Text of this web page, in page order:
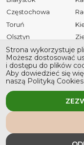
Częstochowa
Toruń
Olsztyn
Opole
Bielsko-Biała
Rybnik
Koszalin
Wszystkie
Strona wykorzystuje
Możesz dostosować
i dostępu do plików
Aby dowiedzieć się
naszą Polityką